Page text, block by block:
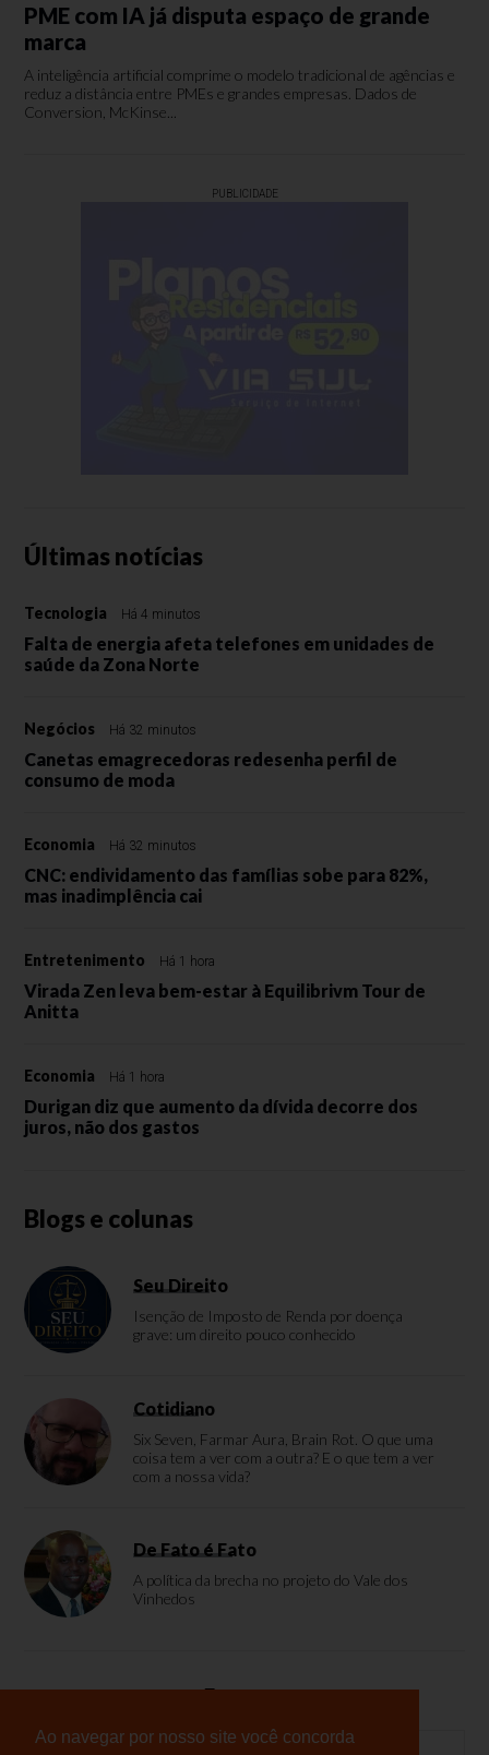
Ao navegar por nosso site você concorda
PME com IA já disputa espaço de grande
marca
A inteligência artificial comprime o modelo tradicional de agências e
reduz a distância entre PMEs e grandes empresas. Dados de
Conversion, McKinse...
PUBLICIDADE
Últimas notícias
Tecnologia Há 4 minutos
Falta de energia afeta telefones em unidades de
saúde da Zona Norte
Negócios Há 32 minutos
Canetas emagrecedoras redesenha perfil de
consumo de moda
Economia Há 32 minutos
CNC: endividamento das famílias sobe para 82%,
mas inadimplência cai
Entretenimento Há 1 hora
Virada Zen leva bem-estar à Equilibrivm Tour de
Anitta
Economia Há 1 hora
Durigan diz que aumento da dívida decorre dos
juros, não dos gastos
Blogs e colunas
Seu Direito
Isenção de Imposto de Renda por doença
grave: um direito pouco conhecido
Cotidiano
Six Seven, Farmar Aura, Brain Rot. O que uma
coisa tem a ver com a outra? E o que tem a ver
com a nossa vida?
De Fato é Fato
A política da brecha no projeto do Vale dos
Vinhedos
Enquete